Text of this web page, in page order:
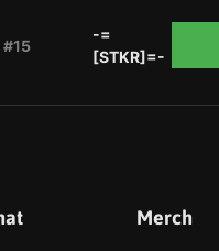
-=
[STKR]=-
Merch